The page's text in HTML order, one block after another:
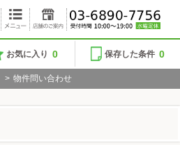
お気に入り 0 保存した条件 0
> 物件問い合わせ